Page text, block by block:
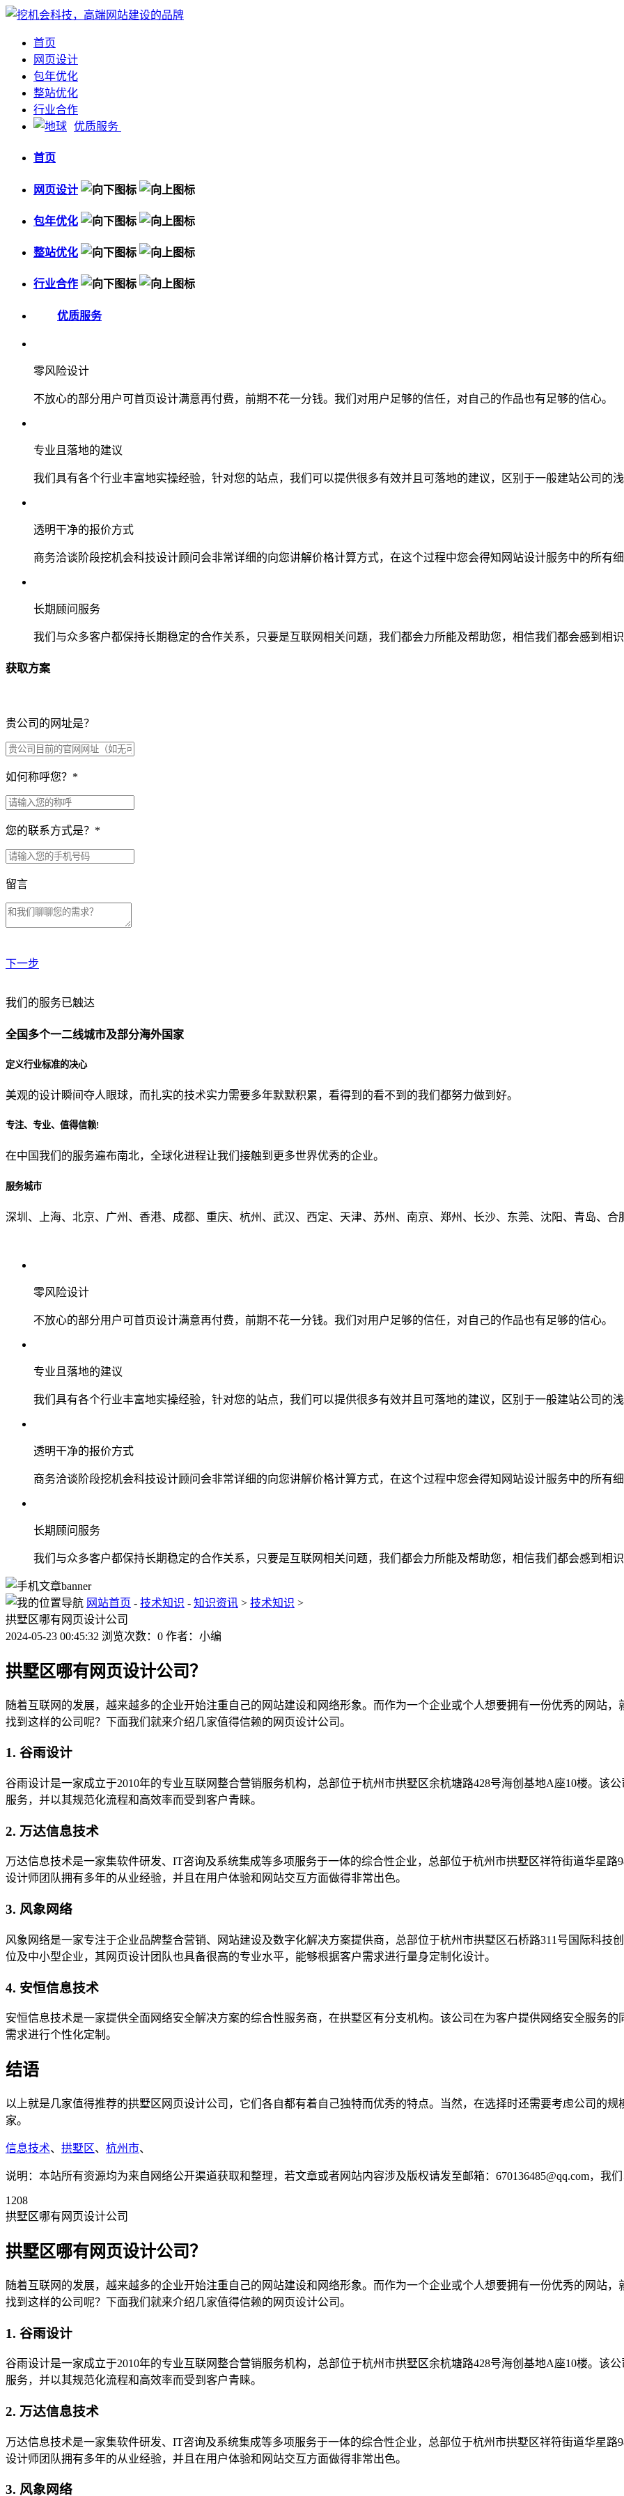
首页
网页设计
包年优化
整站优化
行业合作
优质服务
首页
网页设计
包年优化
整站优化
行业合作
优质服务
零风险设计
不放心的部分用户可首页设计满意再付费，前期不花一分钱。我们对用户足够的信任，对自己的作品也有足够的信心。
专业且落地的建议
我们具有各个行业丰富地实操经验，针对您的站点，我们可以提供很多有效并且可落地的建议，区别于一般建站公司的
透明干净的报价方式
商务洽谈阶段挖机会科技设计顾问会非常详细的向您讲解价格计算方式，在这个过程中您会得知网站设计服务中的所有
长期顾问服务
我们与众多客户都保持长期稳定的合作关系，只要是互联网相关问题，我们都会力所能及帮助您，相信我们都会感到相
获取方案
贵公司的网址是？
如何称呼您？ *
您的联系方式是？ *
留言
下一步
贵公司预算范围是？
贵公司的团队规模是？
从哪里了解到我们？
我们的服务已触达
全国多个一二线城市及部分海外国家
定义行业标准的决心
美观的设计瞬间夺人眼球，而扎实的技术实力需要多年默默积累，看得到的看不到的我们都努力做到好。
专注、专业、值得信赖!
在中国我们的服务遍布南北，全球化进程让我们接触到更多世界优秀的企业。
服务城市
深圳、上海、北京、广州、香港、成都、重庆、杭州、武汉、西定、天津、苏州、南京、郑州、长沙、东莞、沈阳、青岛、合
零风险设计
不放心的部分用户可首页设计满意再付费，前期不花一分钱。我们对用户足够的信任，对自己的作品也有足够的信心。
专业且落地的建议
我们具有各个行业丰富地实操经验，针对您的站点，我们可以提供很多有效并且可落地的建议，区别于一般建站公司的
透明干净的报价方式
商务洽谈阶段挖机会科技设计顾问会非常详细的向您讲解价格计算方式，在这个过程中您会得知网站设计服务中的所有
长期顾问服务
我们与众多客户都保持长期稳定的合作关系，只要是互联网相关问题，我们都会力所能及帮助您，相信我们都会感到相
网站首页 - 技术知识 - 知识资讯 > 技术知识 >
拱墅区哪有网页设计公司
2024-05-23 00:45:32 浏览次数：0 作者：小编
拱墅区哪有网页设计公司？
随着互联网的发展，越来越多的企业开始注重自己的网站建设和网络形象。而作为一个企业或个人想要拥有一份优秀的网站
找到这样的公司呢？下面我们就来介绍几家值得信赖的网页设计公司。
1. 谷雨设计
谷雨设计是一家成立于2010年的专业互联网整合营销服务机构，总部位于杭州市拱墅区余杭塘路428号海创基地A座10楼。该
服务，并以其规范化流程和高效率而受到客户青睐。
2. 万达信息技术
万达信息技术是一家集软件研发、IT咨询及系统集成等多项服务于一体的综合性企业，总部位于杭州市拱墅区祥符街道华星
设计师团队拥有多年的从业经验，并且在用户体验和网站交互方面做得非常出色。
3. 风象网络
风象网络是一家专注于企业品牌整合营销、网站建设及数字化解决方案提供商，总部位于杭州市拱墅区石桥路311号国际科技
位及中小型企业，其网页设计团队也具备很高的专业水平，能够根据客户需求进行量身定制化设计。
4. 安恒信息技术
安恒信息技术是一家提供全面网络安全解决方案的综合性服务商，在拱墅区有分支机构。该公司在为客户提供网络安全服务
需求进行个性化定制。
结语
以上就是几家值得推荐的拱墅区网页设计公司，它们各自都有着自己独特而优秀的特点。当然，在选择时还需要考虑公司的
家。
信息技术、 拱墅区、 杭州市、
说明：本站所有资源均为来自网络公开渠道获取和整理，若文章或者网站内容涉及版权请发至邮箱：670136485@qq.com，我
1208
拱墅区哪有网页设计公司
拱墅区哪有网页设计公司？
随着互联网的发展，越来越多的企业开始注重自己的网站建设和网络形象。而作为一个企业或个人想要拥有一份优秀的网站
找到这样的公司呢？下面我们就来介绍几家值得信赖的网页设计公司。
1. 谷雨设计
谷雨设计是一家成立于2010年的专业互联网整合营销服务机构，总部位于杭州市拱墅区余杭塘路428号海创基地A座10楼。该
服务，并以其规范化流程和高效率而受到客户青睐。
2. 万达信息技术
万达信息技术是一家集软件研发、IT咨询及系统集成等多项服务于一体的综合性企业，总部位于杭州市拱墅区祥符街道华星
设计师团队拥有多年的从业经验，并且在用户体验和网站交互方面做得非常出色。
3. 风象网络